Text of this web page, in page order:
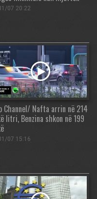
07 20:22
Channel/ Nafta arrin në 214
litri, Benzina shkon në 199
07 15:16